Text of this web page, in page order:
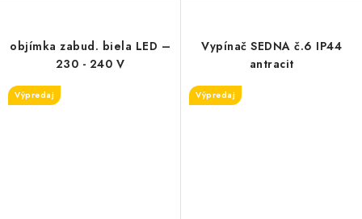
objímka zabud. biela LED –
230 - 240 V
Výpredaj
Vypínač SEDNA č.6 IP44
antracit
Výpredaj